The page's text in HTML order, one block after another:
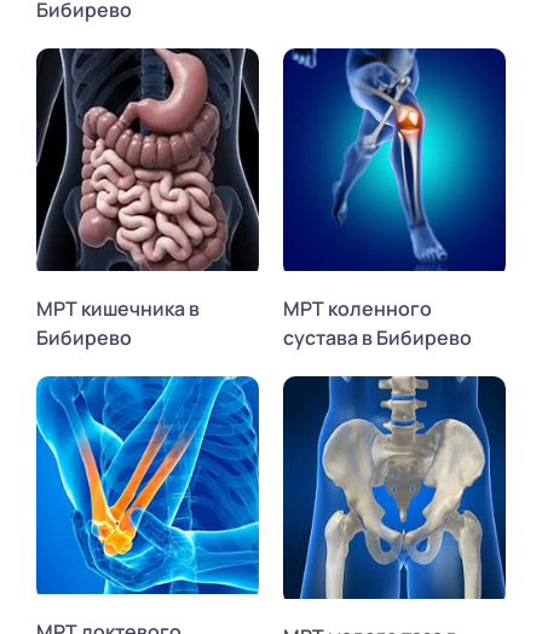
Бибирево
МРТ кишечника в
Бибирево
МРТ коленного
сустава в Бибирево